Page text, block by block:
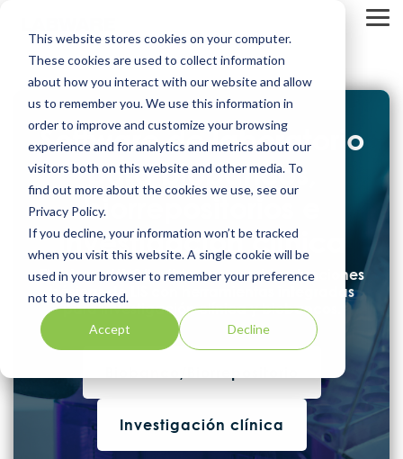
This website stores cookies on your computer.
These cookies are used to collect information
about how you interact with our website and allow
us to remember you. We use this information in
order to improve and customize your browsing
experience and for analytics and metrics about our
visitors both on this website and other media. To
find out more about the cookies we use, see our
Privacy Policy.
If you decline, your information won’t be tracked
when you visit this website. A single cookie will be
used in your browser to remember your preference
not to be tracked.
Accept Decline
main
Software de laboratorio
para biobancos,
biorrepositorios e
investigación clínica
El sistema LIMS flexible que combina funciones
básicas de LIS con herramientas integradas
para investigación clínica y biobancos.
Investigación clínica